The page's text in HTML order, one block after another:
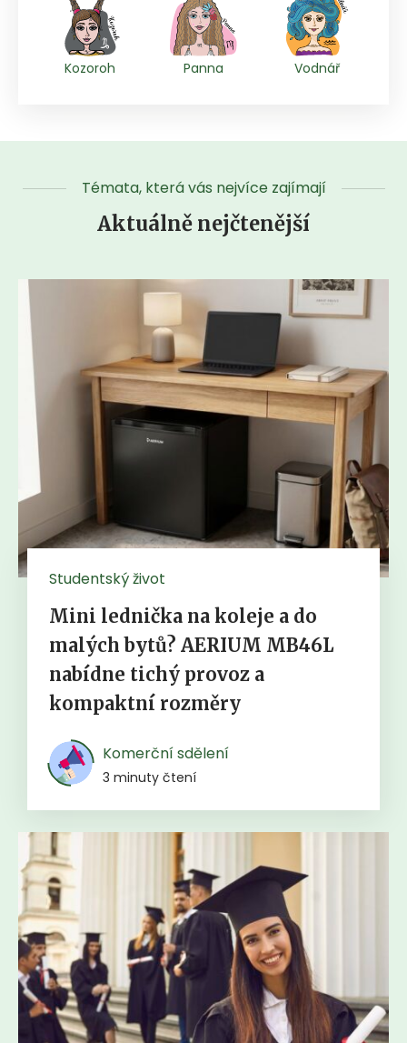
Kozoroh Panna Vodnář
Témata, která vás nejvíce zajímají
Aktuálně nejčtenější
Studentský život
Mini lednička na koleje a do
malých bytů? AERIUM MB46L
nabídne tichý provoz a
kompaktní rozměry
Komerční sdělení
3 minuty čtení